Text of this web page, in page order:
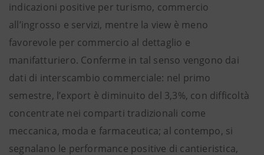
indicazioni positive per turismo, commercio
all’ingrosso e servizi, mentre la view è meno
favorevole per commercio al dettaglio e
manifatturiero. Conferme in tal senso vengono dai
dati di interscambio commerciale: nel primo
semestre, l’export è diminuito del 3,3%, con difficoltà
concentrate nei comparti tradizionali come
meccanica, moda e farmaceutica; al contempo, si
segnalano le performance positive di cantieristica,